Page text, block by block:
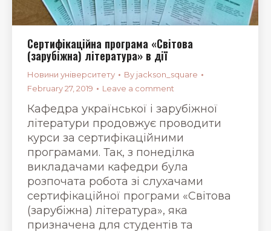
Сертифікаційна програма «Світова
(зарубіжна) література» в дії
Новини університету By jackson_square
February 27, 2019
Leave a comment
Кафедра української і зарубіжної
літератури продовжує проводити
курси за сертифікаційними
програмами. Так, з понеділка
викладачами кафедри була
розпочата робота зі слухачами
сертифікаційної програми «Світова
(зарубіжна) література», яка
призначена для студентів та